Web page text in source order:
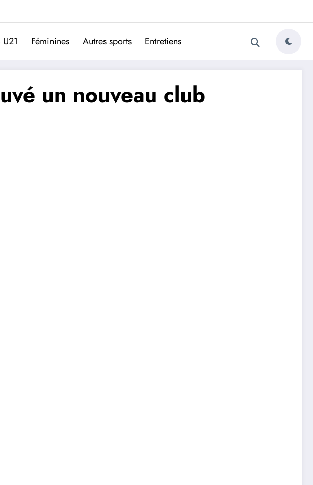
du football portugais
Féminines Autres sports Entretiens
un nouveau club